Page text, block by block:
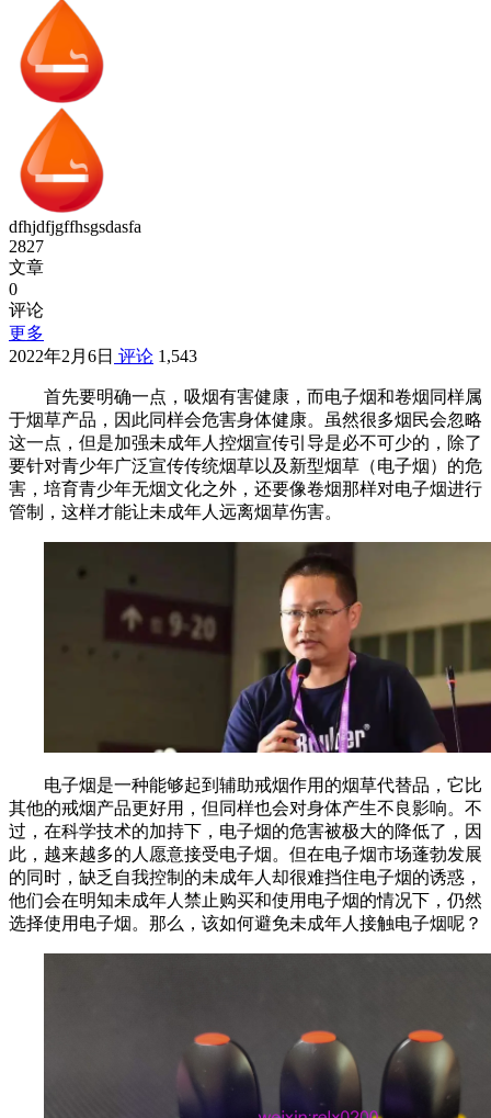
dfhjdfjgffhsgsdasfa
2827
文章
0
评论
更多
2022年2月6日 评论 1,543
首先要明确一点，吸烟有害健康，而电子烟和卷烟同样属
于烟草产品，因此同样会危害身体健康。虽然很多烟民会忽略
这一点，但是加强未成年人控烟宣传引导是必不可少的，除了
要针对青少年广泛宣传传统烟草以及新型烟草（电子烟）的危
害，培育青少年无烟文化之外，还要像卷烟那样对电子烟进行
管制，这样才能让未成年人远离烟草伤害。
电子烟是一种能够起到辅助戒烟作用的烟草代替品，它比
其他的戒烟产品更好用，但同样也会对身体产生不良影响。不
过，在科学技术的加持下，电子烟的危害被极大的降低了，因
此，越来越多的人愿意接受电子烟。但在电子烟市场蓬勃发展
的同时，缺乏自我控制的未成年人却很难挡住电子烟的诱惑，
他们会在明知未成年人禁止购买和使用电子烟的情况下，仍然
选择使用电子烟。那么，该如何避免未成年人接触电子烟呢？